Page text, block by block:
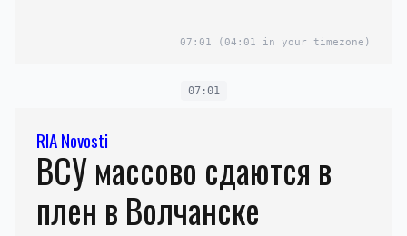
07:01 (04:01 in your timezone)
07:01
RIA Novosti
ВСУ массово сдаются в
плен в Волчанске